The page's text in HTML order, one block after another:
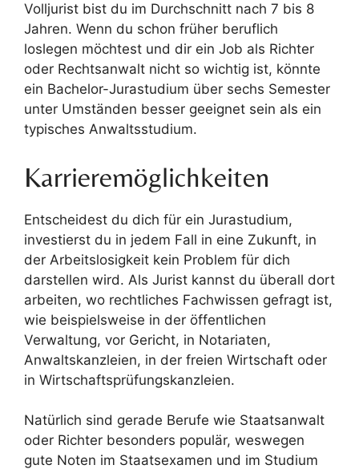
Volljurist bist du im Durchschnitt nach 7 bis 8
Jahren. Wenn du schon früher beruflich
loslegen möchtest und dir ein Job als Richter
oder Rechtsanwalt nicht so wichtig ist, könnte
ein Bachelor-Jurastudium über sechs Semester
unter Umständen besser geeignet sein als ein
typisches Anwaltsstudium.
Karrieremöglichkeiten
Entscheidest du dich für ein Jurastudium,
investierst du in jedem Fall in eine Zukunft, in
der Arbeitslosigkeit kein Problem für dich
darstellen wird. Als Jurist kannst du überall dort
arbeiten, wo rechtliches Fachwissen gefragt ist,
wie beispielsweise in der öffentlichen
Verwaltung, vor Gericht, in Notariaten,
Anwaltskanzleien, in der freien Wirtschaft oder
in Wirtschaftsprüfungskanzleien.
Natürlich sind gerade Berufe wie Staatsanwalt
oder Richter besonders populär, weswegen
gute Noten im Staatsexamen und im Studium